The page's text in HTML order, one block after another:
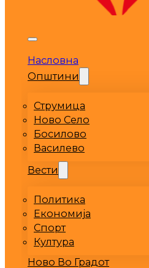
Насловна
Општини
Струмица
Ново Село
Босилово
Василево
Вести
Политика
Економија
Спорт
Култура
Ново Во Градот